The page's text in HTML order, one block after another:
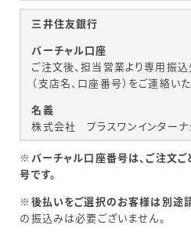
三井住友銀行
バーチャル口座
ご注文後、担当営業より専用振込
（支店名、口座番号）をご連絡いた
名義
株式会社 プラスワンインターナ
※ バーチャル口座番号は、ご注文
号です。
※ 後払いをご選択のお客様は別途
の振込みは必要ございません。